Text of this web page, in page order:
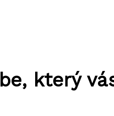
který